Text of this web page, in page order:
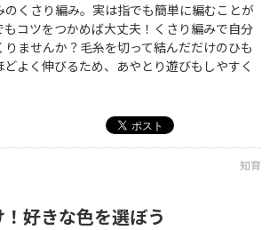
くさり編み。実は指でも簡単に編むことが
コツをつかめば大丈夫！くさり編みで自分
ませんか？毛糸を切って結んだだけのひも
よく伸びるため、あやとり遊びもしやすく
知育
好きな色を選ぼう